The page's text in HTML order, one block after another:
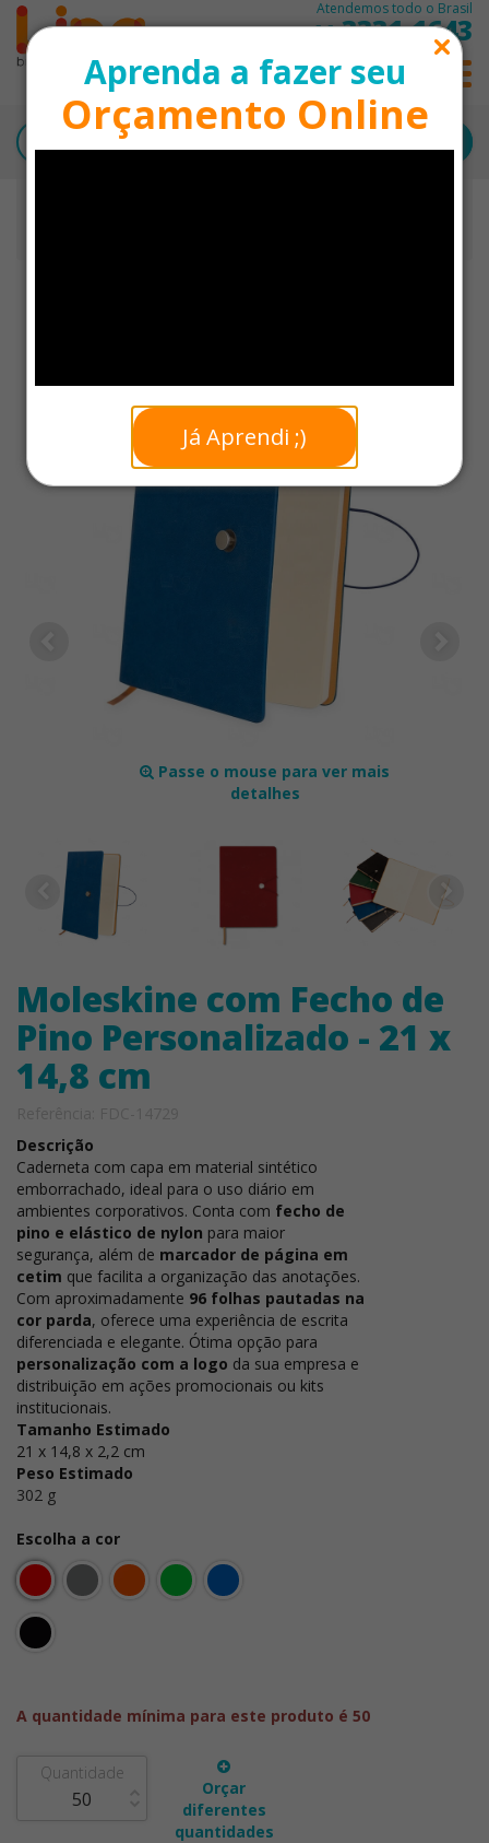
Aprenda a fazer seu
Orçamento Online
Já Aprendi ;)
Atendemos todo o Brasil
113331-1643
Passe o mouse para ver mais
detalhes
Moleskine com Fecho de
Pino Personalizado - 21 x
14,8 cm
Descrição
Caderneta com capa em material sintético
emborrachado, ideal para o uso diário em
ambientes corporativos. Conta com fecho de
pino e elástico de nylon para maior
segurança, além de marcador de página em
cetim que facilita a organização das anotações.
Com aproximadamente 96 folhas pautadas na
cor parda, oferece uma experiência de escrita
diferenciada e elegante. Ótima opção para
personalização com a logo da sua empresa e
distribuição em ações promocionais ou kits
institucionais.
Tamanho Estimado
21 x 14,8 x 2,2 cm
Peso Estimado
302 g
Escolha a cor
A quantidade mínima para este produto é 50
Quantidade
Orçar
diferentes
quantidades